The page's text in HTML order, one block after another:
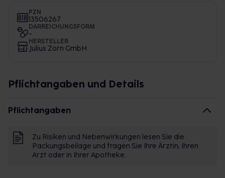
PZN
13506267
DARREICHUNGSFORM
-
HERSTELLER
Julius Zorn GmbH
Pflichtangaben und Details
Pflichtangaben
Zu Risiken und Nebenwirkungen lesen Sie die
Packungsbeilage und fragen Sie Ihre Ärztin, Ihren
Arzt oder in Ihrer Apotheke.